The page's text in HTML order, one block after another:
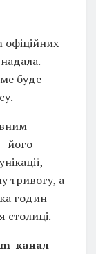
буде
його
тривогу, а
годин
столиці.
канал